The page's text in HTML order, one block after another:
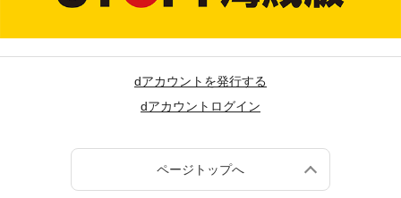
dアカウントを発行する
dアカウントログイン
ページトップへ